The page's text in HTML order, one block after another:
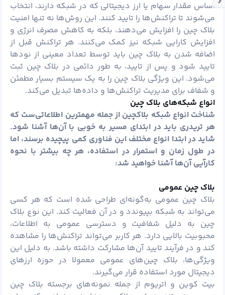
اساس مقدار سهام یا ارز دیجیتالی که در شبکه دارند، انتخاب
می‌شوند تا تراکنش‌ها را تایید کنند. این روش‌ها نه تنها امنیت
بلاک چین را افزایش می‌دهند، بلکه به کاهش مصرف انرژی و
افزایش کارایی شبکه نیز کمک می‌کنند. هر تراکنش قبل از
اضافه شدن به بلاک چین باید توسط تعداد معینی از نودها
تایید شود و پس از تایید، به طور دائمی در بلاک چین ثبت
می‌شود. این ویژگی بلاک چین را به یک سیستم بسیار مطمئن
و شفاف برای مدیریت تراکنش‌ها و داده‌ها تبدیل می‌کند.
انواع شبکه‌های بلاک چین
شناخت انواع شبکه بلاکچین از جمله مهمترین اطلاعاتی‌ست که
هر تریدری باید در ابتدای مسیر به خوبی با آن‌ها آشنا شود.
شاید در ابتدا انواع مختلف این فناوری کمی پیچیده برسند، اما
در طول زمان و استمرار در استفاده، هر چه بیشتر با نحوه
کارآیی آن‌ها آشنا خواهید شد:
بلاک چین عمومی
بلاک چین عمومی به‌گونه‌ای طراحی شده است که هر کسی
می‌تواند به شبکه بپیوندد و در آن فعالیت کند. این نوع بلاک
چین به دلیل شفافیت و دسترسی عمومی به اطلاعات،
محبوبیت بالایی دارد. هر کاربر می‌تواند تراکنش‌ها را مشاهده
کند و در فرآیند تایید آن‌ها مشارکت داشته باشد. به دلیل این
ویژگی‌ها، بلاک چین‌های عمومی معمولا در حوزه ارزهای
دیجیتال مورد استفاده قرار می‌گیرند.
بیت کوین و اتریوم از جمله نمونه‌های برجسته بلاک چین